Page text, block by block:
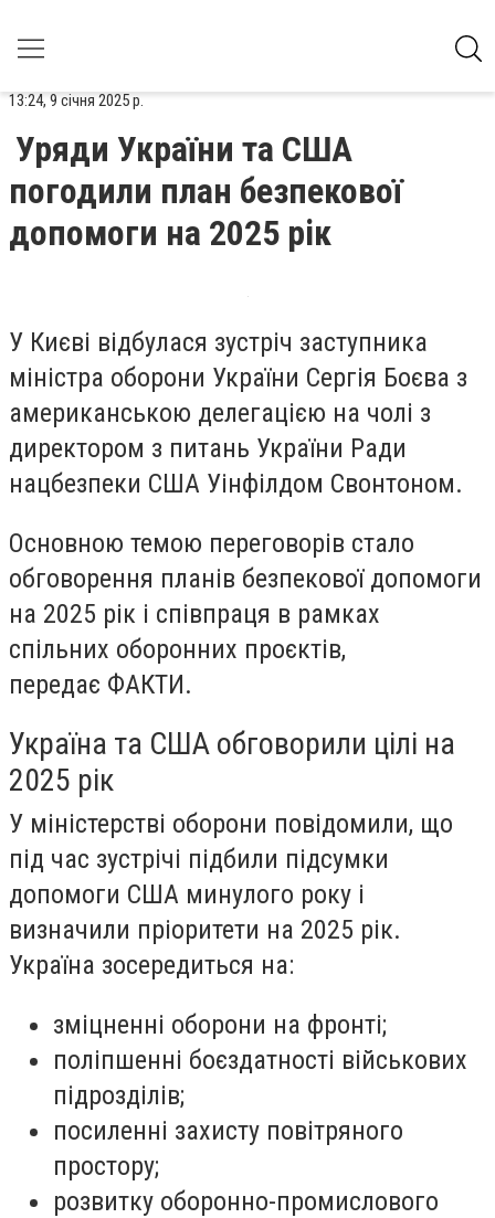
13:24, 9 січня 2025 р.
Уряди України та США
погодили план безпекової
допомоги на 2025 рік
У Києві відбулася зустріч заступника
міністра оборони України Сергія Боєва з
американською делегацією на чолі з
директором з питань України Ради
нацбезпеки США Уінфілдом Свонтоном.
Основною темою переговорів стало
обговорення планів безпекової допомоги
на 2025 рік і співпраця в рамках
спільних оборонних проєктів,
передає ФАКТИ.
Україна та США обговорили цілі на
2025 рік
У міністерстві оборони повідомили, що
під час зустрічі підбили підсумки
допомоги США минулого року і
визначили пріоритети на 2025 рік.
Україна зосередиться на:
зміцненні оборони на фронті;
поліпшенні боєздатності військових
підрозділів;
посиленні захисту повітряного
простору;
розвитку оборонно-промислового